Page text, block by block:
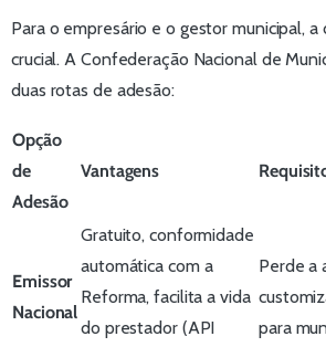
Para o empresário e o gestor municipal, a
crucial. A Confederação Nacional de
duas rotas de adesão:
Opção
de
Adesão
Vantagens
Emissor
Nacional
Gratuito, conformidade
automática com a
Reforma, facilita a vida
do prestador (API
Perde a
para